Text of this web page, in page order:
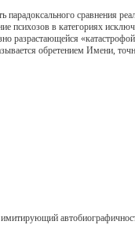
сравнения
психозов в категориях
разрастающейся
обретением Имени,